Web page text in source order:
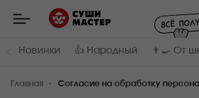
Мастер
заказ
доставка
суши,
WOK
Новинки 👍 Народный 👨‍🍳 От
Главная Согласие на обработку